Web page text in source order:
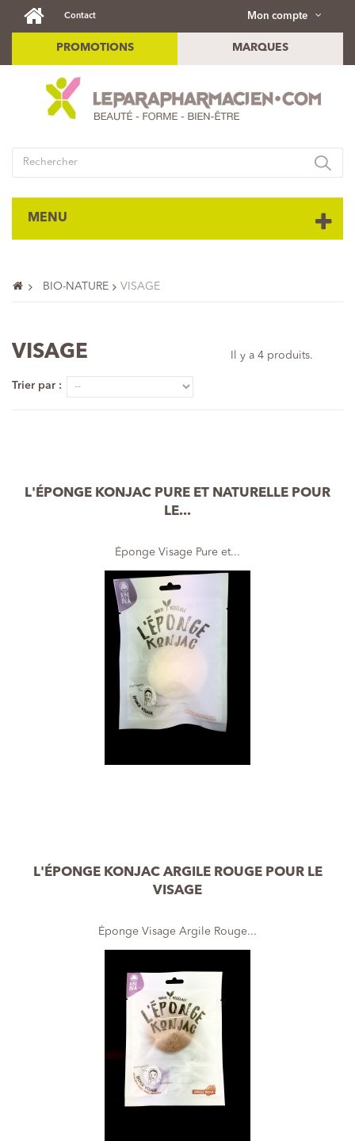
Mon compte
Contact
PROMOTIONS MARQUES
MENU
BIO-NATURE VISAGE
VISAGE Il y a 4 produits.
Trier par :
L'ÉPONGE KONJAC PURE ET NATURELLE POUR
LE...
Éponge Visage Pure et...
L'ÉPONGE KONJAC ARGILE ROUGE POUR LE
VISAGE
Éponge Visage Argile Rouge...